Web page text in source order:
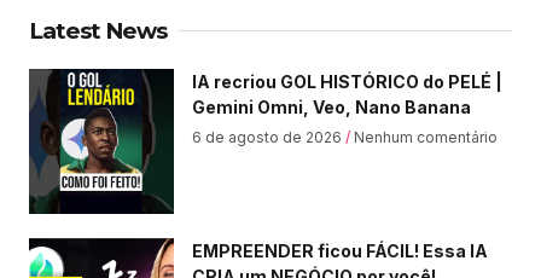
Latest News
IA recriou GOL HISTÓRICO do PELÉ |
Gemini Omni, Veo, Nano Banana
6 de agosto de 2026 Nenhum comentário
EMPREENDER ficou FÁCIL! Essa IA